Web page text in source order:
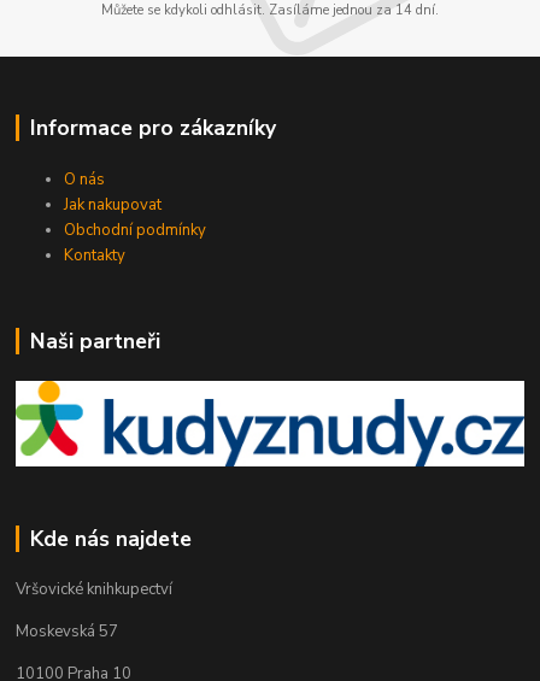
Můžete se kdykoli odhlásit. Zasíláme jednou za 14 dní.
Informace pro zákazníky
O nás
Jak nakupovat
Obchodní podmínky
Kontakty
Naši partneři
Kde nás najdete
Vršovické knihkupectví
Moskevská 57
10100 Praha 10